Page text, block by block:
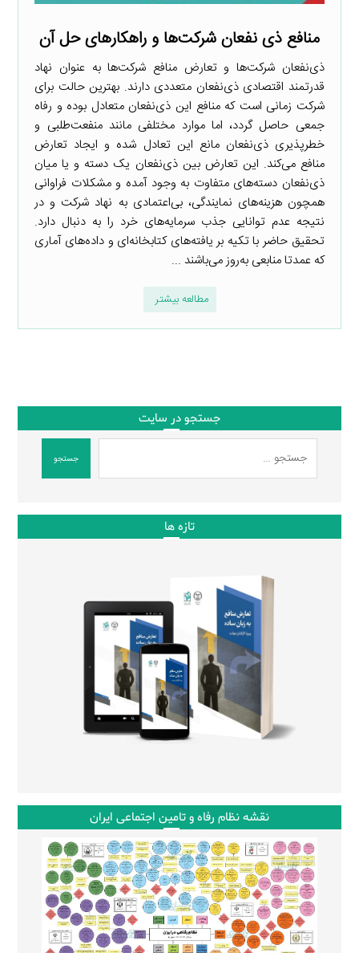
منافع ذی نفعان شرکت‌ها و راهکارهای حل آن
ذی‌نفعان شرکت‌ها و تعارض منافع شرکت‌ها به عنوان نهاد
قدرتمند اقتصادی ذی‌نفعان متعددی دارند. بهترین حالت برای
شرکت زمانی است که منافع این ذی‌نفعان متعادل بوده و رفاه
جمعی حاصل گردد، اما موارد مختلفی مانند منفعت‌طلبی و
خطر‌پذیری ذی‌نفعان مانع این تعادل شده و ایجاد تعارض
منافع می‌کند. این تعارض بین ذی‌نفعان یک دسته و یا میان
ذی‌نفعان دسته‌های متفاوت به وجود آمده و مشکلات فراوانی
همچون هزینه‌های نمایندگی، بی‌اعتمادی به نهاد شرکت و در
نتیجه عدم توانایی جذب سرمایه‌های خرد را به دنبال دارد.
تحقیق حاضر با تکیه بر یافته‌های کتابخانه‌ای و داده‌های آماری
که عمدتا منابعی به‌روز می‌باشند ...
مطالعه بیشتر
جستجو در سایت
جستجو
تازه ها
نقشه نظام رفاه و تامین اجتماعی ایران